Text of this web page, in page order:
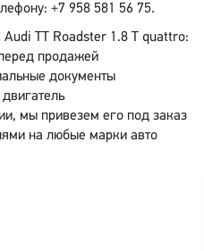
+7 958 581 56 75.
TT Roadster 1.8 T quattro:
продажей
документы
мы привезем его под заказ
на любые марки авто